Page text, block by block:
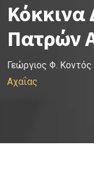
Κόκκινα
Πατρών
Γεώργιος Φ. Κοντός
Αχαΐας